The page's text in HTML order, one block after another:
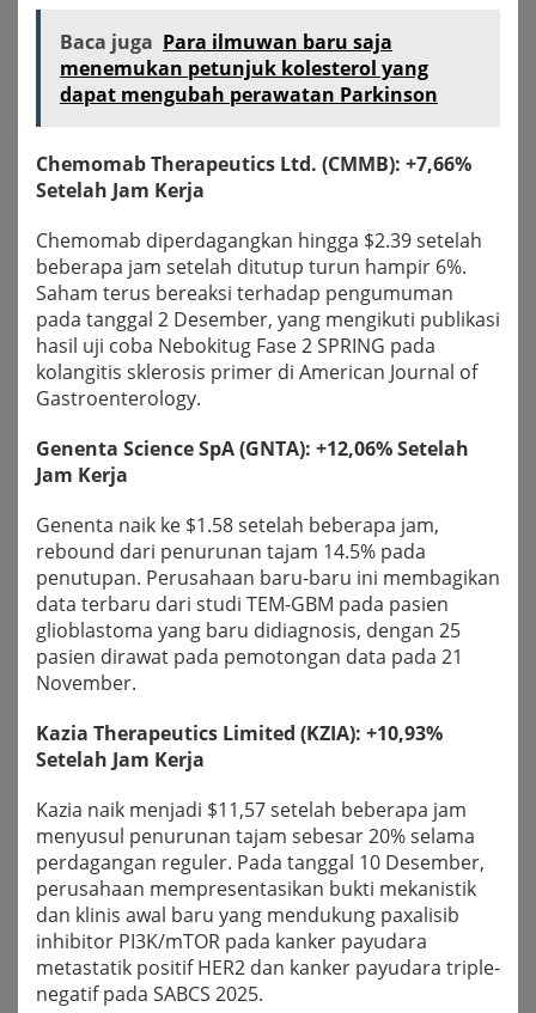
Baca juga Para ilmuwan baru saja
menemukan petunjuk kolesterol yang
dapat mengubah perawatan Parkinson
Chemomab Therapeutics Ltd. (CMMB): +7,66%
Setelah Jam Kerja
Chemomab diperdagangkan hingga $2.39 setelah
beberapa jam setelah ditutup turun hampir 6%.
Saham terus bereaksi terhadap pengumuman
pada tanggal 2 Desember, yang mengikuti publikasi
hasil uji coba Nebokitug Fase 2 SPRING pada
kolangitis sklerosis primer di American Journal of
Gastroenterology.
Genenta Science SpA (GNTA): +12,06% Setelah
Jam Kerja
Genenta naik ke $1.58 setelah beberapa jam,
rebound dari penurunan tajam 14.5% pada
penutupan. Perusahaan baru-baru ini membagikan
data terbaru dari studi TEM-GBM pada pasien
glioblastoma yang baru didiagnosis, dengan 25
pasien dirawat pada pemotongan data pada 21
November.
Kazia Therapeutics Limited (KZIA): +10,93%
Setelah Jam Kerja
Kazia naik menjadi $11,57 setelah beberapa jam
menyusul penurunan tajam sebesar 20% selama
perdagangan reguler. Pada tanggal 10 Desember,
perusahaan mempresentasikan bukti mekanistik
dan klinis awal baru yang mendukung paxalisib
inhibitor PI3K/mTOR pada kanker payudara
metastatik positif HER2 dan kanker payudara triple-
negatif pada SABCS 2025.